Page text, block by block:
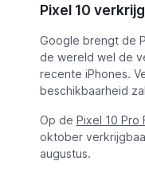
Pixel 10
Google brengt de
de wereld wel de
recente iPhones.
beschikbaarheid
Op de Pixel 10 Pro
oktober
augustus.